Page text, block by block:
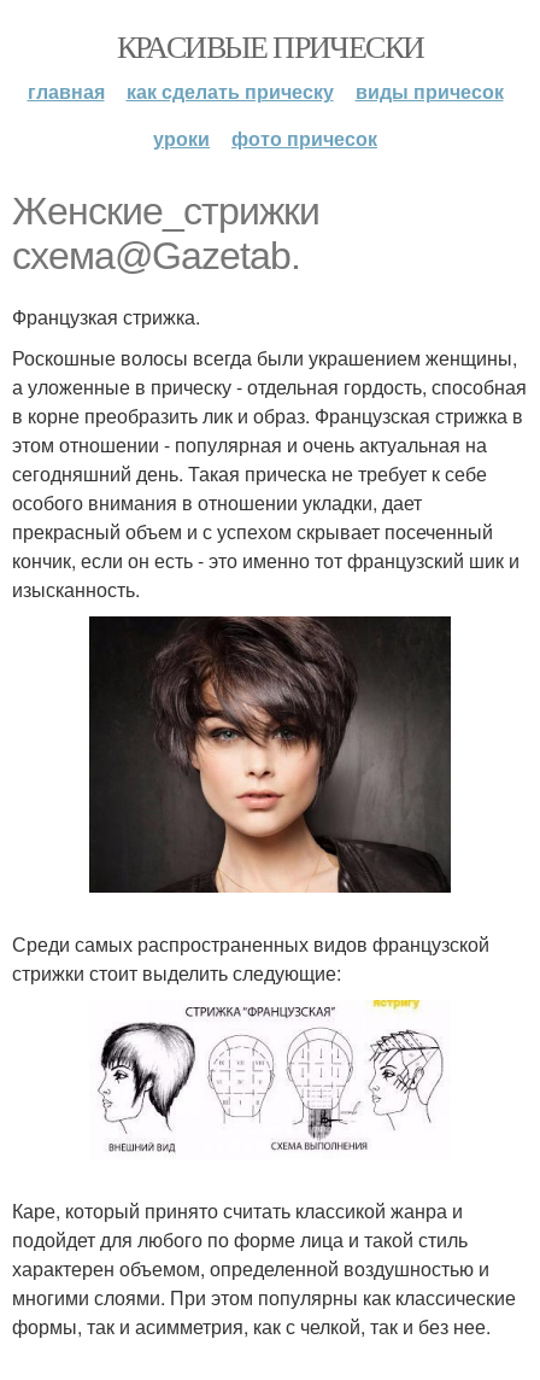
КРАСИВЫЕ ПРИЧЕСКИ
главная как сделать прическу
виды причесок
уроки
фото причесок
Женские_стрижки
схема@Gazetab.
Французкая стрижка.
Роскошные волосы всегда были украшением женщины,
а уложенные в прическу - отдельная гордость, способная
в корне преобразить лик и образ. Французская стрижка в
этом отношении - популярная и очень актуальная на
сегодняшний день. Такая прическа не требует к себе
особого внимания в отношении укладки, дает
прекрасный объем и с успехом скрывает посеченный
кончик, если он есть - это именно тот французский шик и
изысканность.
Среди самых распространенных видов французской
стрижки стоит выделить следующие:
Каре, который принято считать классикой жанра и
подойдет для любого по форме лица и такой стиль
характерен объемом, определенной воздушностью и
многими слоями. При этом популярны как классические
формы, так и асимметрия, как с челкой, так и без нее.